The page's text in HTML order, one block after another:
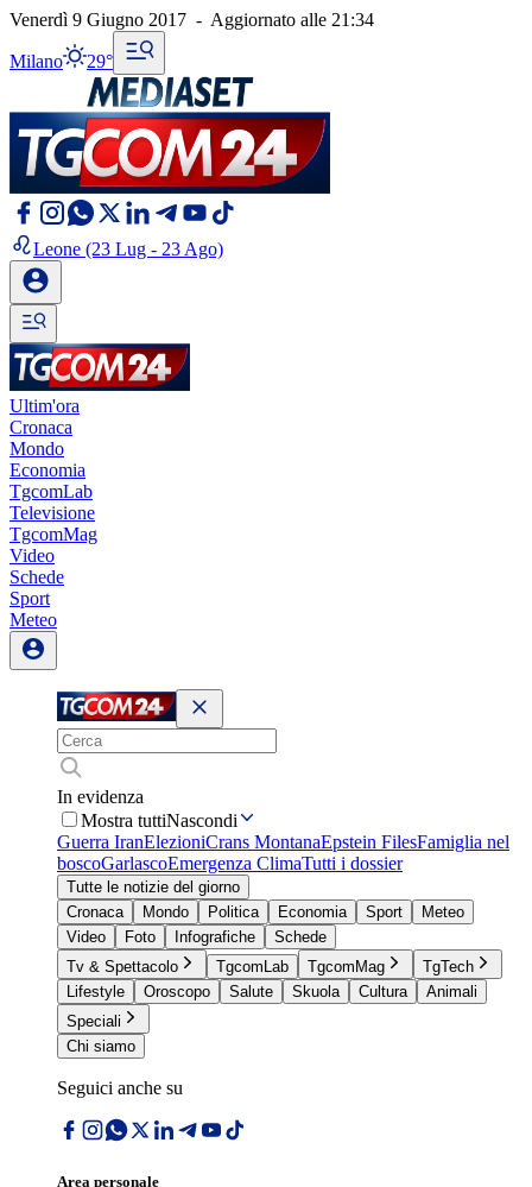
Venerdì 9 Giugno 2017 - Aggiornato alle 21:34
Milano 29°
Leone (23 Lug - 23 Ago)
Ultim'ora
Cronaca
Mondo
Economia
TgcomLab
Televisione
TgcomMag
Video
Schede
Sport
Meteo
In evidenza
Mostra tuttiNascondi
Guerra IranElezioniCrans MontanaEpstein FilesFamiglia nel
boscoGarlascoEmergenza ClimaTutti i dossier
Tutte le notizie del giorno
Cronaca
Mondo Politica Economia Sport
Meteo
Video
Foto Infografiche
Schede
Tv & Spettacolo
TgcomLab TgcomMag
TgTech
Lifestyle
Oroscopo Salute Skuola Cultura
Animali
Speciali
Chi siamo
Seguici anche su
Area personale